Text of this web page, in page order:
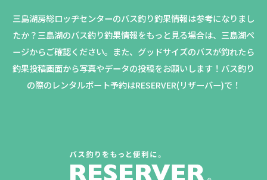
三島湖房総ロッヂセンターのバス釣り釣果情報は参考になりまし
たか？三島湖のバス釣り釣果情報をもっと見る場合は、三島湖ペ
ージからご確認ください。 また、グッドサイズのバスが釣れたら
釣果投稿画面から写真やデータの投稿をお願いします！バス釣り
の際のレンタルボート予約はRESERVER(リザーバー)で！